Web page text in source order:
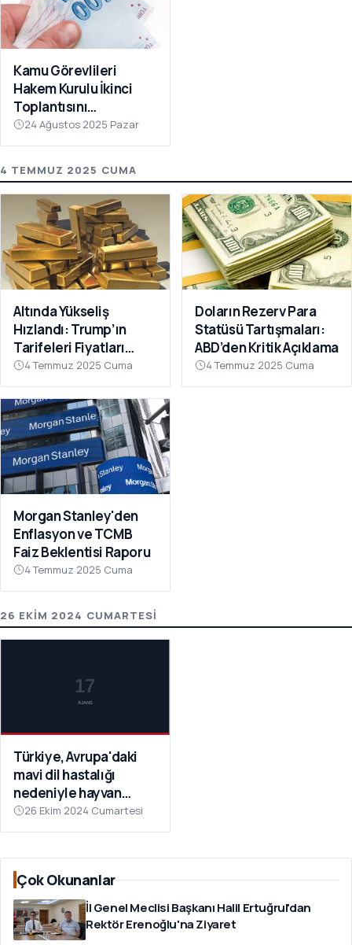
Kamu Görevlileri
Hakem Kurulu İkinci
Toplantısını
Gerçekleştirdi
24 Ağustos 2025 Pazar
4 TEMMUZ 2025 CUMA
Altında Yükseliş
Hızlandı: Trump’ın
Tarifeleri Fiyatları
Destekledi
4 Temmuz 2025 Cuma
Doların Rezerv Para
Statüsü Tartışmaları:
ABD’den Kritik Açıklama
4 Temmuz 2025 Cuma
Morgan Stanley'den
Enflasyon ve TCMB
Faiz Beklentisi Raporu
4 Temmuz 2025 Cuma
26 EKIM 2024 CUMARTESI
Türkiye, Avrupa'daki
mavi dil hastalığı
nedeniyle hayvan
ithalatını durdurdu
26 Ekim 2024 Cumartesi
Çok Okunanlar
İl Genel Meclisi Başkanı Halil Ertuğrul'dan
Rektör Erenoğlu'na Ziyaret